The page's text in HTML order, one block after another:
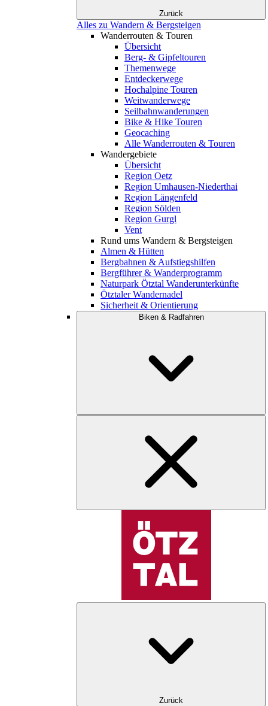
Zurück
Alles zu Wandern & Bergsteigen
Wanderrouten & Touren
Übersicht
Berg- & Gipfeltouren
Themenwege
Entdeckerwege
Hochalpine Touren
Weitwanderwege
Seilbahnwanderungen
Bike & Hike Touren
Geocaching
Alle Wanderrouten & Touren
Wandergebiete
Übersicht
Region Oetz
Region Umhausen-Niederthai
Region Längenfeld
Region Sölden
Region Gurgl
Vent
Rund ums Wandern & Bergsteigen
Almen & Hütten
Bergbahnen & Aufstiegshilfen
Bergführer & Wanderprogramm
Naturpark Ötztal Wanderunterkünfte
Ötztaler Wandernadel
Sicherheit & Orientierung
Biken & Radfahren
Zurück